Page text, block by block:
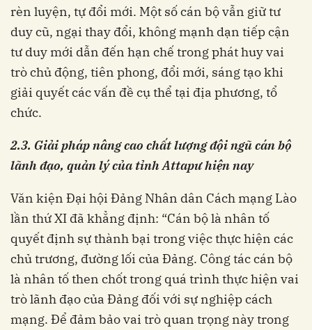
rèn luyện, tự đổi mới. Một số cán bộ vẫn giữ tư
duy cũ, ngại thay đổi, không mạnh dạn tiếp cận
tư duy mới dẫn đến hạn chế trong phát huy vai
trò chủ động, tiên phong, đổi mới, sáng tạo khi
giải quyết các vấn đề cụ thể tại địa phương, tổ
chức.
2.3. Giải phápnâng cao chất lượng đội ngũ cán bộ
lãnh đạo, quản lý của tỉnh Attapư hiện nay
Văn kiện Đại hội Đảng Nhân dân Cách mạng Lào
lần thứ XI đã khẳng định: “Cán bộ là nhân tố
quyết định sự thành bại trong việc thực hiện các
chủ trương, đường lối của Đảng. Công tác cán bộ
là nhân tố then chốt trong quá trình thực hiện vai
trò lãnh đạo của Đảng đối với sự nghiệp cách
mạng. Để đảm bảo vai trò quan trọng này trong